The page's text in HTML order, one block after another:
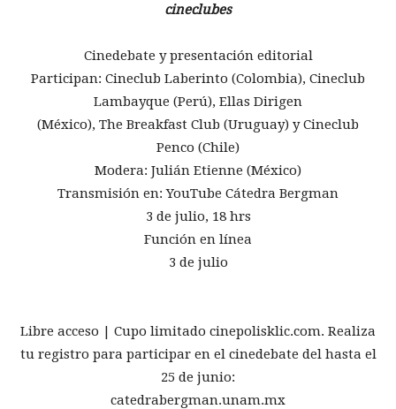
cineclubes
Cinedebate y presentación editorial
Participan: Cineclub Laberinto (Colombia), Cineclub
Lambayque (Perú), Ellas Dirigen
(México), The Breakfast Club (Uruguay) y Cineclub
Penco (Chile)
Modera: Julián Etienne (México)
Transmisión en: YouTube Cátedra Bergman
3 de julio, 18 hrs
Función en línea
3 de julio
Libre acceso | Cupo limitado cinepolisklic.com. Realiza
tu registro para participar en el cinedebate del hasta el
25 de junio:
catedrabergman.unam.mx